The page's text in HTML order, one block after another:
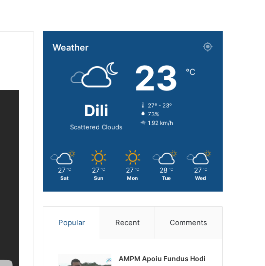
Weather
Dili
Scattered Clouds
23 ℃
27º - 23º
73%
1.92 km/h
27 ℃
Sat
27 ℃
Sun
27 ℃
Mon
28 ℃
Tue
27 ℃
Wed
Popular Recent Comments
AMPM Apoiu Fundus Hodi